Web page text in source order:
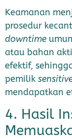
Keamanan
prosedur
downtime
atau bahan
efektif,
pemilik
mendapatkan
4. Hasil